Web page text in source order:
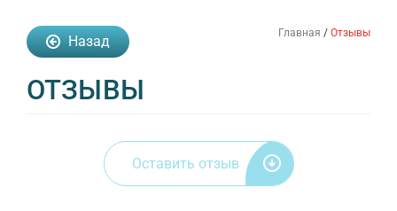
Назад Главная / Отзывы
ОТЗЫВЫ
Оставить отзыв